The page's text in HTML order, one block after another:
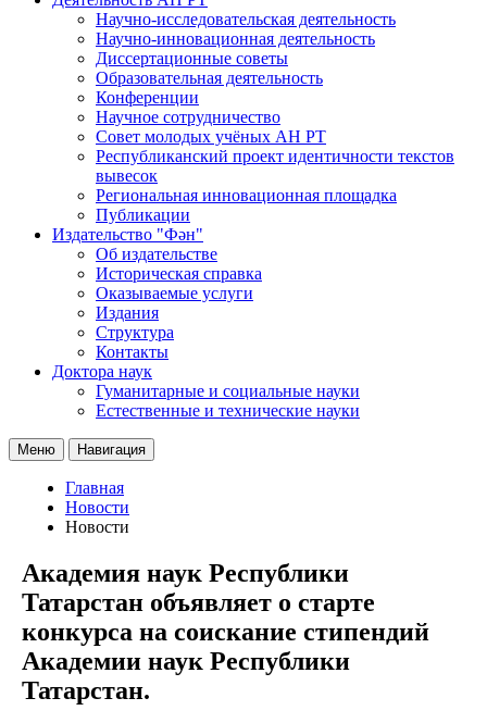
Научно-исследовательская деятельность
Научно-инновационная деятельность
Диссертационные советы
Образовательная деятельность
Конференции
Научное сотрудничество
Совет молодых учёных АН РТ
Республиканский проект идентичности текстов
вывесок
Региональная инновационная площадка
Публикации
Издательство "Фән"
Об издательстве
Историческая справка
Оказываемые услуги
Издания
Структура
Контакты
Доктора наук
Гуманитарные и социальные науки
Естественные и технические науки
Меню Навигация
Главная
Новости
Новости
Академия наук Республики
Татарстан объявляет о старте
конкурса на соискание стипендий
Академии наук Республики
Татарстан.